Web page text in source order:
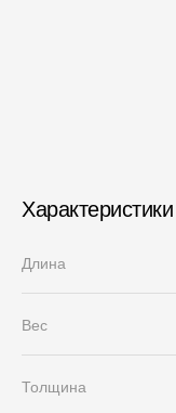
Характеристики
Длина
Вес
Толщина